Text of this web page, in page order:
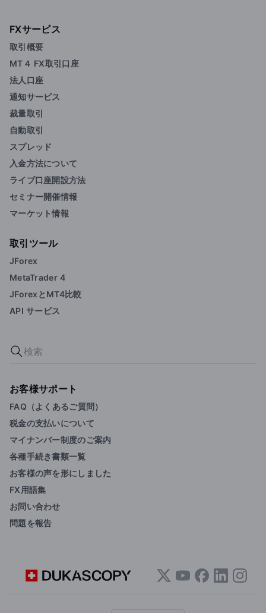
FXサービス
取引概要
MT４ FX取引口座
法人口座
通知サービス
裁量取引
自動取引
スプレッド
入金方法について
ライブ口座開設方法
セミナー開催情報
マーケット情報
取引ツール
JForex
MetaTrader 4
JForexとMT4比較
API サービス
お客様サポート
FAQ（よくあるご質問）
税金の支払いについて
マイナンバー制度のご案内
各種手続き書類一覧
お客様の声を形にしました
FX用語集
お問い合わせ
問題を報告